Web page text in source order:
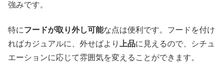
強みです。
特にフードが取り外し可能な点は便利です。フードを付け
ればカジュアルに、外せばより
上品に見えるので、シチュ
エーションに応じて雰囲気を変えることができます。